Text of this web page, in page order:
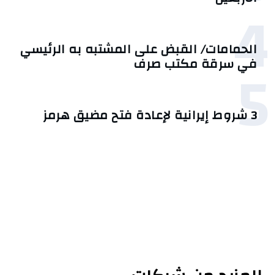
4
الحمامات/ القبض على المشتبه به الرئيسي
في سرقة مكتب صرف
5
3 شروط إيرانية لإعادة فتح مضيق هرمز